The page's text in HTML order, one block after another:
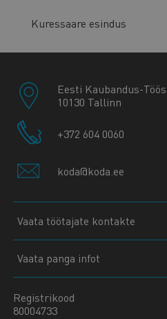
Kuressaare esindus
Eesti Kaubandus-
10130 Tallinn
+372 604 0060
koda@koda.ee
Vaata töötajate kontakte
Vaata panga infot
Registrikood
80004733